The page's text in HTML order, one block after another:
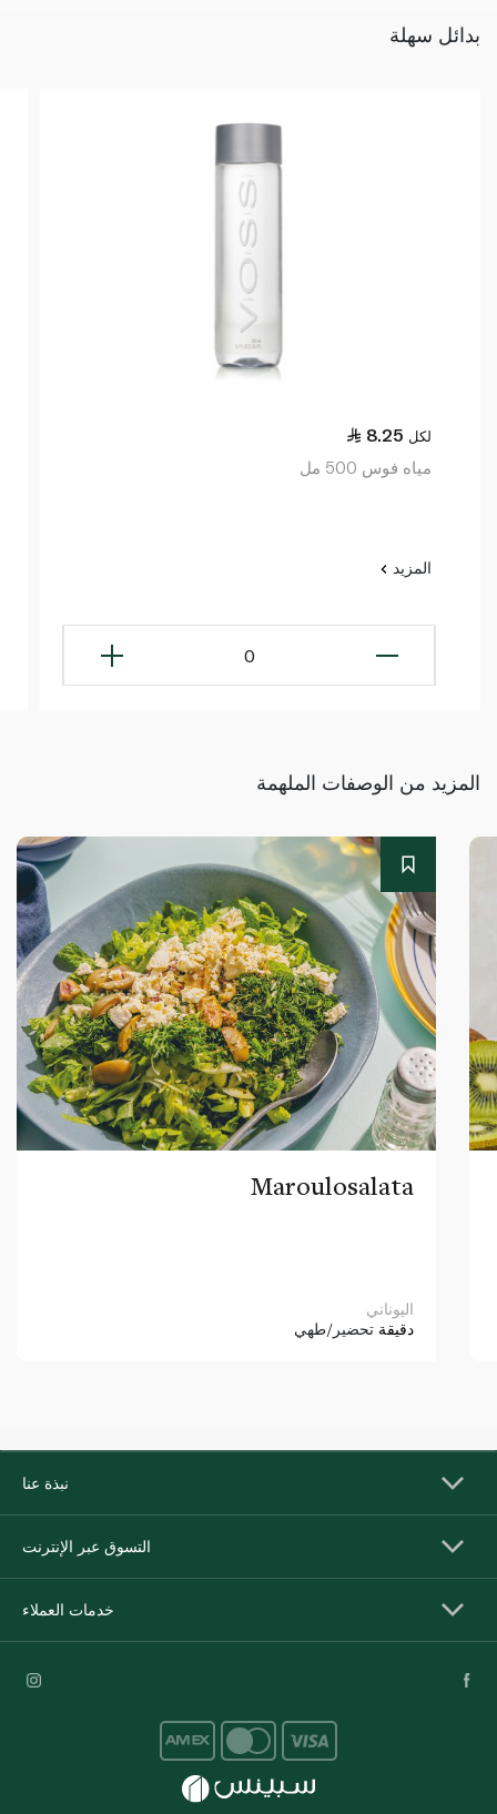
بدائل سهلة
8.25 لكل
مياه فوس 500 مل
المزيد
0
المزيد من الوصفات الملهمة
Maroulosalata
اليوناني
دقيقة تحضير/طهي
نبذة عنا
التسوق عبر الإنترنت
خدمات العملاء